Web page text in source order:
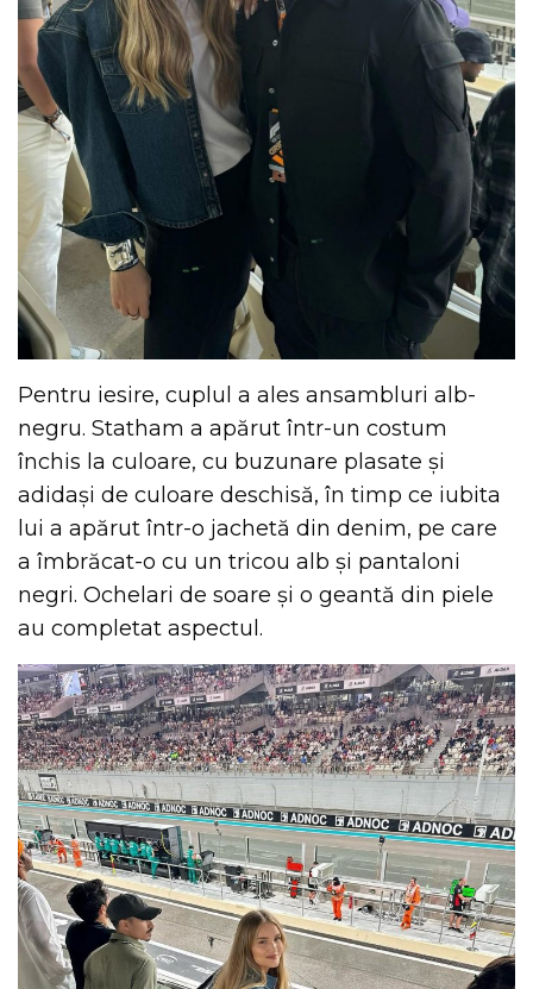
Pentru iesire, cuplul a ales ansambluri alb-
negru. Statham a apărut într-un costum
închis la culoare, cu buzunare plasate și
adidași de culoare deschisă, în timp ce iubita
lui a apărut într-o jachetă din denim, pe care
a îmbrăcat-o cu un tricou alb și pantaloni
negri. Ochelari de soare și o geantă din piele
au completat aspectul.